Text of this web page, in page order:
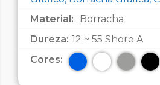
Material:
Borracha
Dureza: 12 ~ 55 Shore A
Cores: